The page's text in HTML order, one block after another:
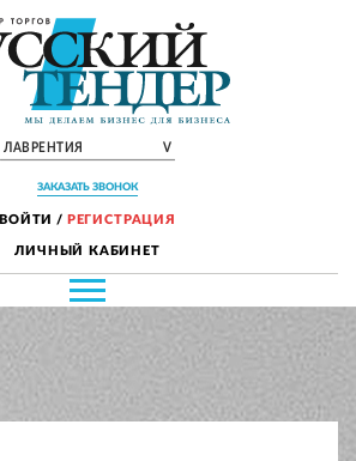
ЛАВРЕНТИЯ V
ЗАКАЗАТЬ ЗВОНОК
ВОЙТИ / РЕГИСТРАЦИЯ
ЛИЧНЫЙ КАБИНЕТ